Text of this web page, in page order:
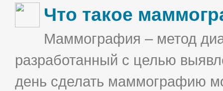
Что такое
Маммография – метод
разработанный с целью
день сделать маммографию